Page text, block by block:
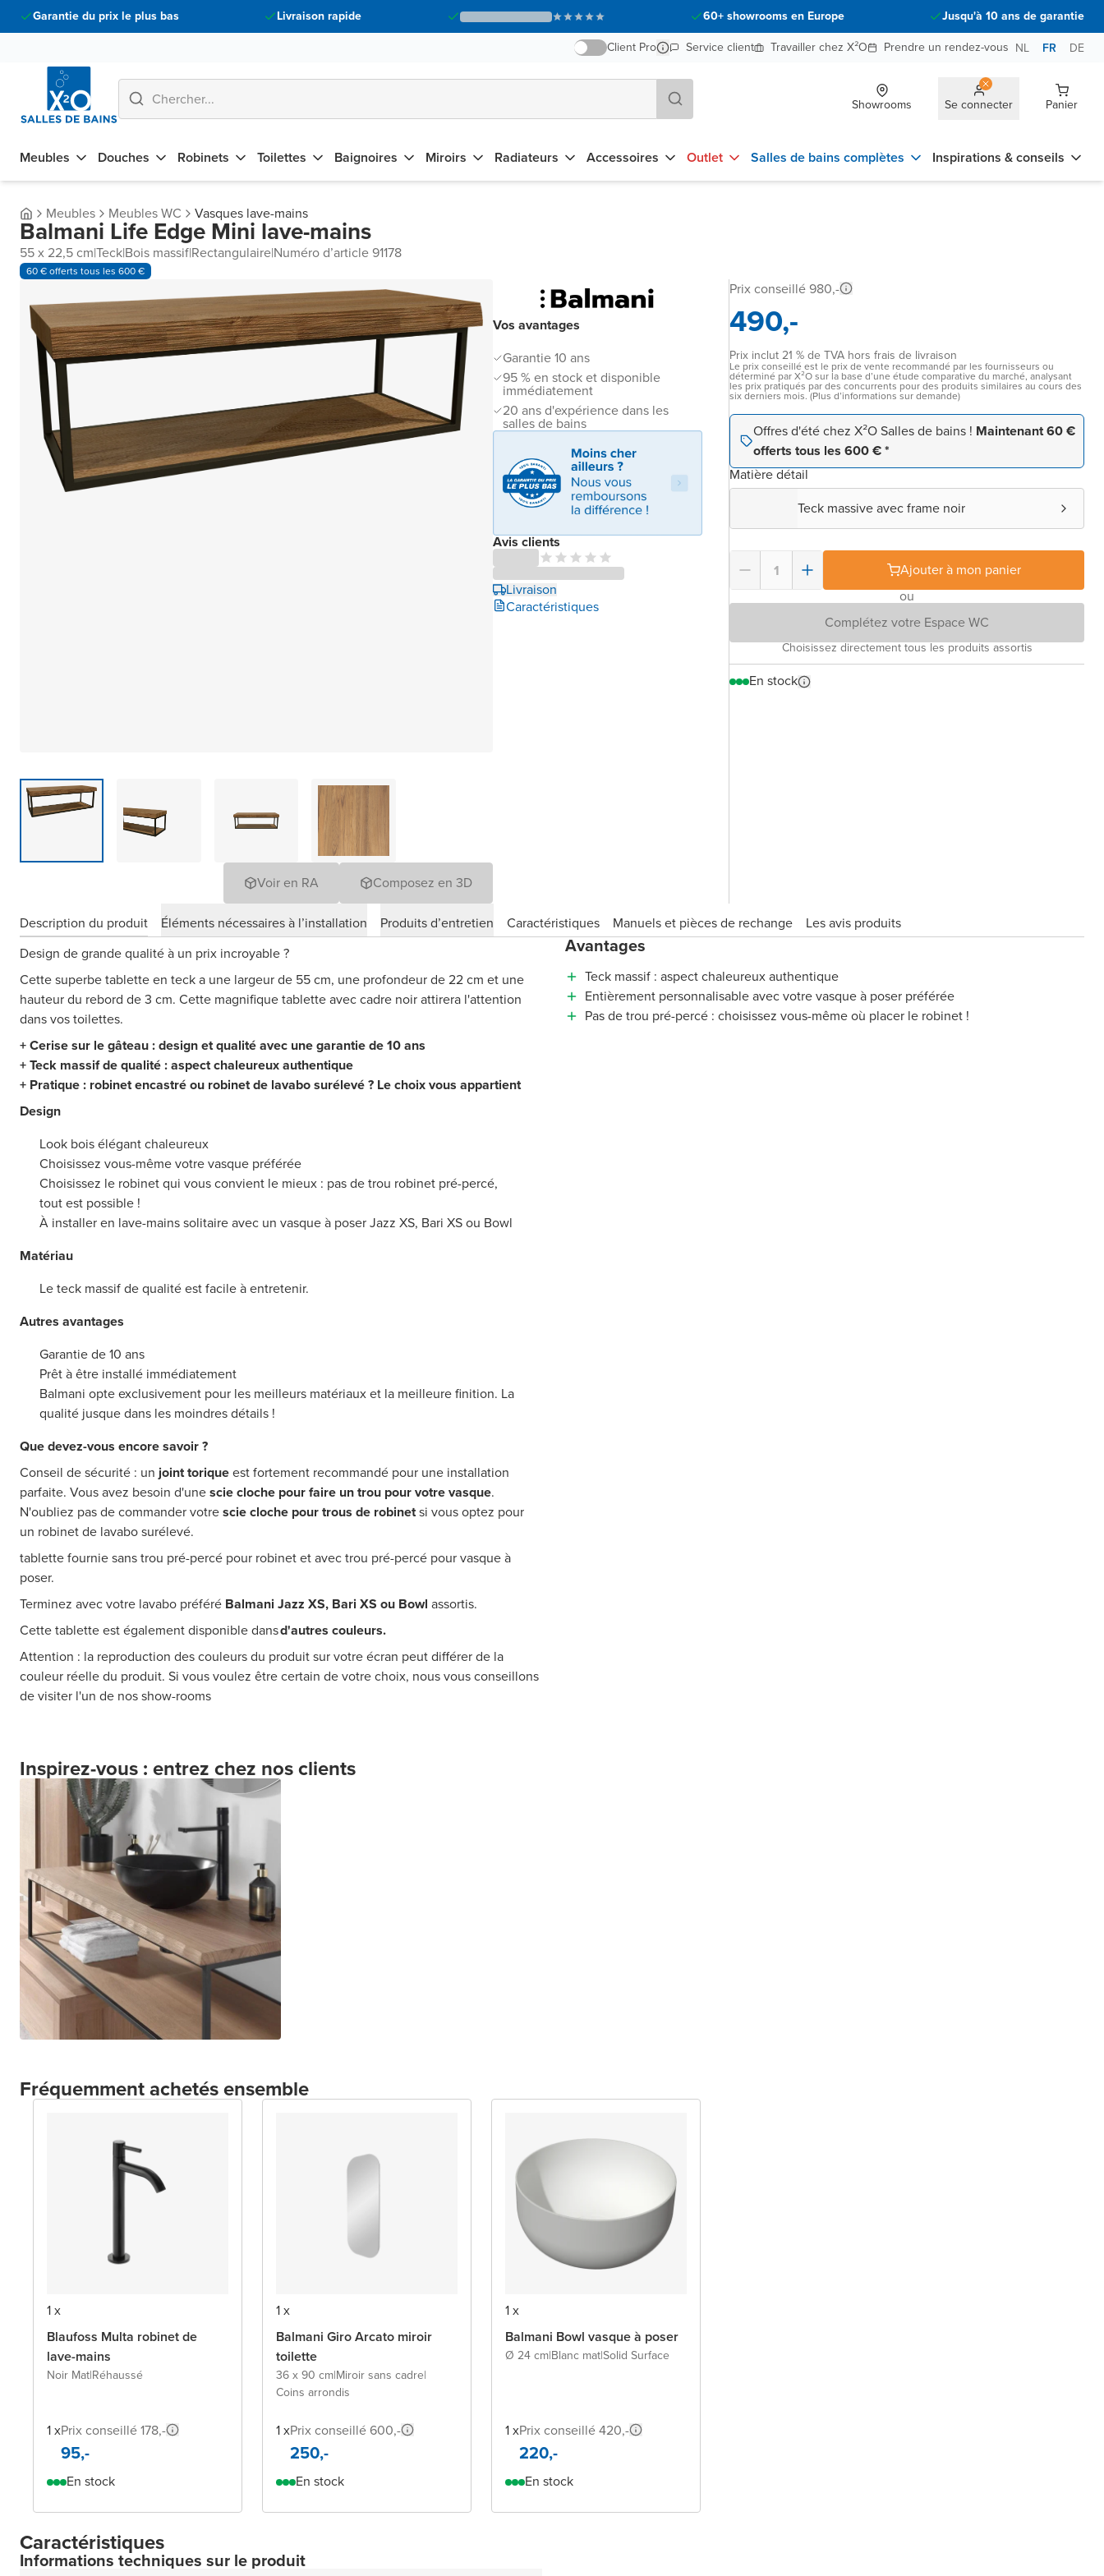
Garantie du prix le plus bas Livraison rapide 60+ showrooms en Europe
Jusqu'à 10 ans de garantie
Client Pro
Service client Travailler chez X²O Prendre un rendez-vous NL FR DE
Showrooms Se connecter Panier
Meubles Douches Robinets Toilettes Baignoires Miroirs Radiateurs Accessoires Outlet Salles de bains complètes Inspirations & conseils
Meubles Meubles WC Vasques lave-mains
Balmani Life Edge Mini lave-mains
55 x 22,5 cm|Teck|Bois massif|Rectangulaire|Numéro d’article 91178
60 € offerts tous les 600 €
Voir en RA Composez en 3D
Vos avantages
Garantie 10 ans
95 % en stock et disponible
immédiatement
20 ans d'expérience dans les
salles de bains
Avis clients
Livraison
Caractéristiques
Prix conseillé 980,-
490,-
Prix inclut 21 % de TVA hors frais de livraison
Le prix conseillé est le prix de vente recommandé par les fournisseurs ou
déterminé par X²O sur la base d’une étude comparative du marché, analysant
les prix pratiqués par des concurrents pour des produits similaires au cours des
six derniers mois. (Plus d’informations sur demande)
Offres d'été chez X²O Salles de bains ! Maintenant 60 €
offerts tous les 600 € *
Matière détail
Teck massive avec frame noir
Ajouter à mon panier
ou
Complétez votre Espace WC
Choisissez directement tous les produits assortis
En stock
Description du produit Éléments nécessaires à l’installation Produits d’entretien Caractéristiques Manuels et pièces de rechange
Les avis produits
Design de grande qualité à un prix incroyable ?
Cette superbe tablette en teck a une largeur de 55 cm, une profondeur de 22 cm et une
hauteur du rebord de 3 cm. Cette magnifique tablette avec cadre noir attirera l'attention
dans vos toilettes.
+ Cerise sur le gâteau : design et qualité avec une garantie de 10 ans
+ Teck massif de qualité : aspect chaleureux authentique
+ Pratique : robinet encastré ou robinet de lavabo surélevé ? Le choix vous appartient
Design
Look bois élégant chaleureux
Choisissez vous-même votre vasque préférée
Choisissez le robinet qui vous convient le mieux : pas de trou robinet pré-percé,
tout est possible !
À installer en lave-mains solitaire avec un vasque à poser Jazz XS, Bari XS ou Bowl
Matériau
Le teck massif de qualité est facile à entretenir.
Autres avantages
Garantie de 10 ans
Prêt à être installé immédiatement
Balmani opte exclusivement pour les meilleurs matériaux et la meilleure finition. La
qualité jusque dans les moindres détails !
Que devez-vous encore savoir ?
Conseil de sécurité : un joint toriqueest fortement recommandé pour une installation
parfaite. Vous avez besoin d'unescie cloche pour faire un trou pour votre vasque.
N'oubliez pas de commander votrescie cloche pour trous de robinetsi vous optez pour
un robinet de lavabo surélevé.
tablette fournie sans trou pré-percé pour robinet et avec trou pré-percé pour vasque à
poser.
Terminez avec votre lavabo préféré Balmani Jazz XS, Bari XS ou Bowl assortis.
Cette tablette est également disponible dansd'autres couleurs.
Attention : la reproduction des couleurs du produit sur votre écran peut différer de la
couleur réelle du produit. Si vous voulez être certain de votre choix, nous vous conseillons
de visiter l'un de nos show-rooms
Avantages
Teck massif : aspect chaleureux authentique
Entièrement personnalisable avec votre vasque à poser préférée
Pas de trou pré-percé : choisissez vous-même où placer le robinet !
Inspirez-vous : entrez chez nos clients
Fréquemment achetés ensemble
1 x
Blaufoss Multa robinet de
lave-mains
Noir Mat|Réhaussé
1 xPrix conseillé 178,-
95,-
En stock
1 x
Balmani Giro Arcato miroir
toilette
36 x 90 cm|Miroir sans cadre|
Coins arrondis
1 xPrix conseillé 600,-
250,-
En stock
1 x
Balmani Bowl vasque à poser
Ø 24 cm|Blanc mat|Solid Surface
1 xPrix conseillé 420,-
220,-
En stock
Caractéristiques
Informations techniques sur le produit